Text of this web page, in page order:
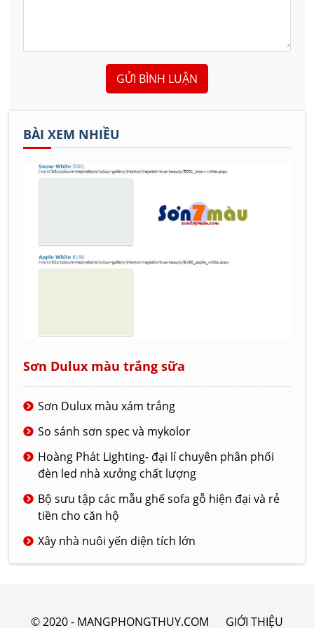
GỬI BÌNH LUẬN
BÀI XEM NHIỀU
Sơn Dulux màu trắng sữa
Sơn Dulux màu xám trắng
So sánh sơn spec và mykolor
Hoàng Phát Lighting- đại lí chuyên phân phối
đèn led nhà xưởng chất lượng
Bộ sưu tập các mẫu ghế sofa gỗ hiện đại và rẻ
tiền cho căn hộ
Xây nhà nuôi yến diện tích lớn
© 2020 - MANGPHONGTHUY.COM GIỚI THIỆU